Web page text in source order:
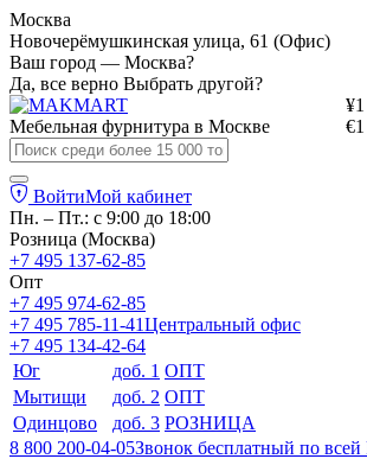
Москва
Новочерёмушкинская улица, 61 (Офис)
Ваш город — Москва?
Да, все верно Выбрать другой?
Мебельная фурнитура в Москве
ВойтиМой кабинет
Пн. – Пт.: с 9:00 до 18:00
Розница (Москва)
+7 495 137-62-85
Опт
+7 495 974-62-85
+7 495 785-11-41Центральный офис
+7 495 134-42-64
Юг
доб. 1 ОПТ
Мытищи
доб. 2 ОПТ
Одинцово
доб. 3 РОЗНИЦА
8 800 200-04-05Звонок бесплатный по всей